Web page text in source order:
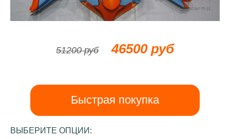
51200 руб 46500 руб
Быстрая покупка
ВЫБЕРИТЕ ОПЦИИ: